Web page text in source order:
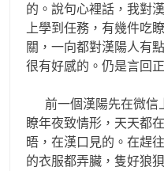
的。說句心裡話，我對
上學到任務，有幾件吃
關，一向都對漢陽人有
很有好感的。仍是言回正
前一個漢陽先在微信
瞭年夜致情形，天天都
晤，在漢口見的。在趕
的衣服都弄臟，隻好狼